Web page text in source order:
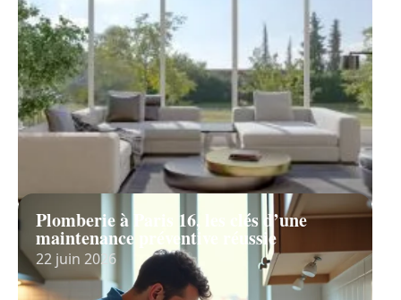
Plomberie à Paris 16, les clés d’une
maintenance préventive réussie
22 juin 2026